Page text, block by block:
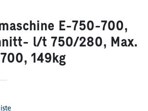
E-750-700,
l/t 750/280, Max.
149kg